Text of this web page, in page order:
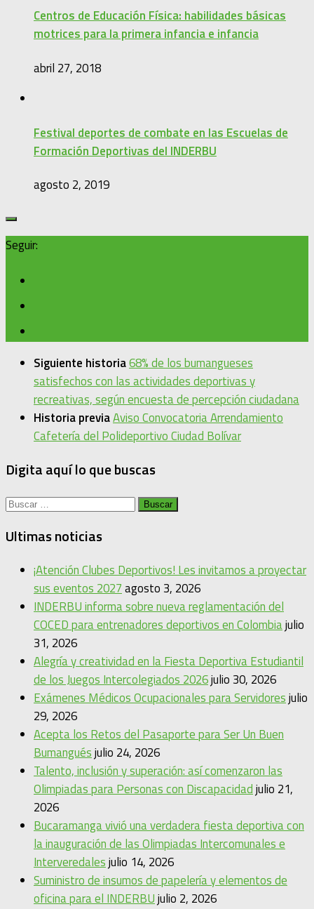
Centros de Educación Física: habilidades básicas
motrices para la primera infancia e infancia
abril 27, 2018
Festival deportes de combate en las Escuelas de
Formación Deportivas del INDERBU
agosto 2, 2019
Seguir:
Siguiente historia68% de los bumangueses
satisfechos con las actividades deportivas y
recreativas, según encuesta de percepción ciudadana
Historia previaAviso Convocatoria Arrendamiento
Cafetería del Polideportivo Ciudad Bolívar
Digita aquí lo que buscas
Buscar:
Ultimas noticias
¡Atención Clubes Deportivos! Les invitamos a proyectar
sus eventos 2027agosto 3, 2026
INDERBU informa sobre nueva reglamentación del
COCED para entrenadores deportivos en Colombiajulio
31, 2026
Alegría y creatividad en la Fiesta Deportiva Estudiantil
de los Juegos Intercolegiados 2026julio 30, 2026
Exámenes Médicos Ocupacionales para Servidoresjulio
29, 2026
Acepta los Retos del Pasaporte para Ser Un Buen
Bumanguésjulio 24, 2026
Talento, inclusión y superación: así comenzaron las
Olimpiadas para Personas con Discapacidadjulio 21,
2026
Bucaramanga vivió una verdadera fiesta deportiva con
la inauguración de las Olimpiadas Intercomunales e
Interveredalesjulio 14, 2026
Suministro de insumos de papelería y elementos de
oficina para el INDERBUjulio 2, 2026